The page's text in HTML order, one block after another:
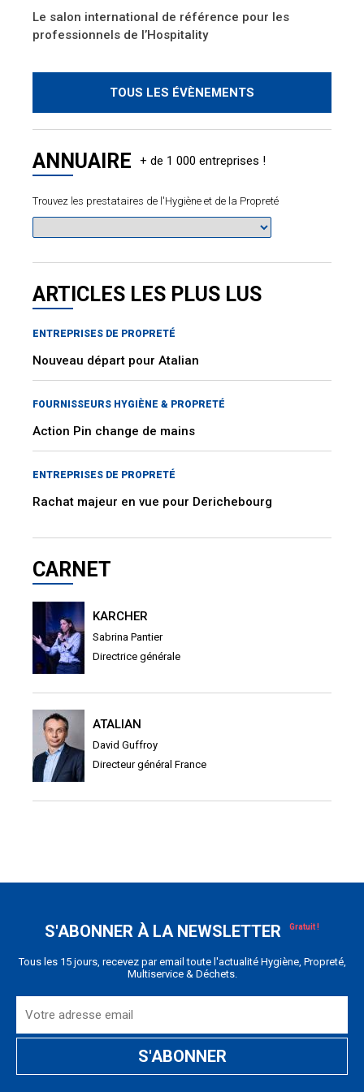
Le salon international de référence pour les
professionnels de l’Hospitality
TOUS LES ÉVÈNEMENTS
ANNUAIRE
Trouvez les prestataires de l'Hygiène et de la Propreté
ARTICLES LES PLUS LUS
ENTREPRISES DE PROPRETÉ
Nouveau départ pour Atalian
FOURNISSEURS HYGIÈNE & PROPRETÉ
Action Pin change de mains
ENTREPRISES DE PROPRETÉ
Rachat majeur en vue pour Derichebourg
CARNET
KARCHER
Sabrina Pantier
Directrice générale
ATALIAN
David Guffroy
Directeur général France
S'ABONNER À LA NEWSLETTER
Tous les 15 jours, recevez par email toute l'actualité Hygiène, Propreté,
Multiservice & Déchets.